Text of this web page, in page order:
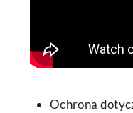
Ochrona